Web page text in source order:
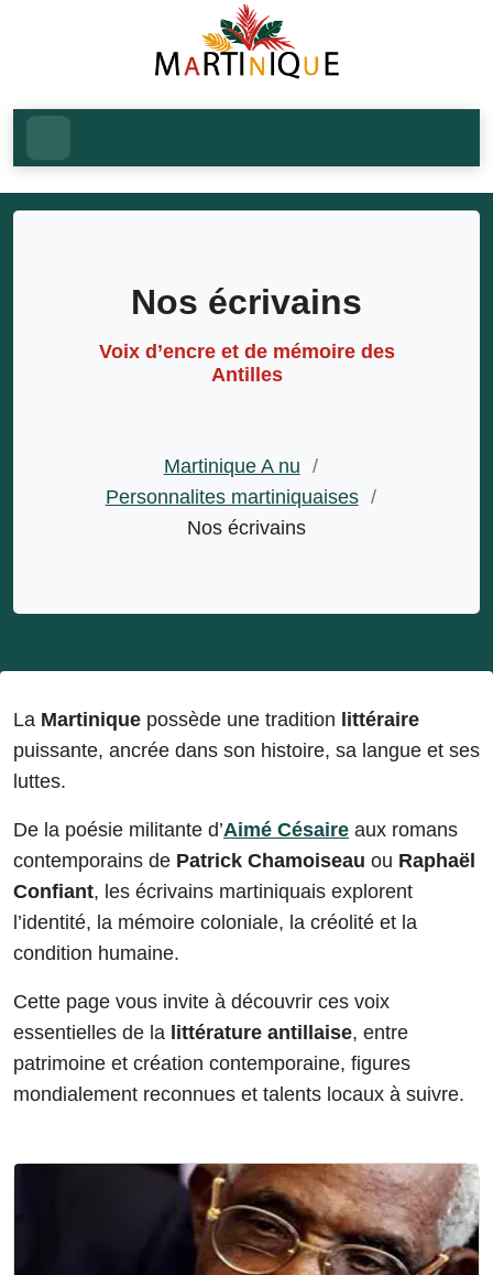
Nos écrivains
Voix d’encre et de mémoire des
Antilles
Martinique A nu /
Personnalites martiniquaises /
Nos écrivains
La Martinique possède une tradition littéraire
puissante, ancrée dans son histoire, sa langue et ses
luttes.
De la poésie militante d’Aimé Césaire aux romans
contemporains de Patrick Chamoiseau ou Raphaël
Confiant, les écrivains martiniquais explorent
l’identité, la mémoire coloniale, la créolité et la
condition humaine.
Cette page vous invite à découvrir ces voix
essentielles de la littérature antillaise, entre
patrimoine et création contemporaine, figures
mondialement reconnues et talents locaux à suivre.